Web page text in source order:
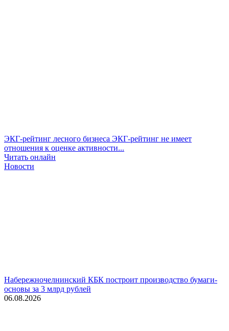
ЭКГ-рейтинг лесного бизнеса ЭКГ-рейтинг не имеет
отношения к оценке активности...
Читать онлайн
Новости
Набережночелнинский КБК построит производство бумаги-
основы за 3 млрд рублей
06.08.2026